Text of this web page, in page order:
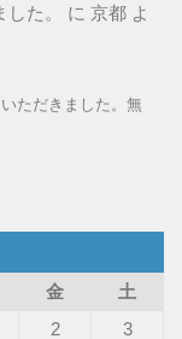
た。 に 京都よ
ただきました。無
金
土
2
3